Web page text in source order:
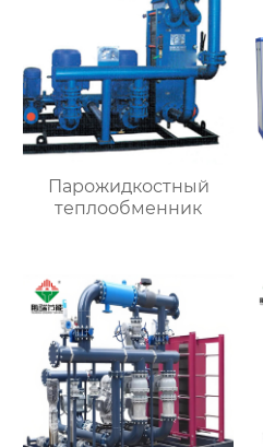
Парожидкостный
теплообменник